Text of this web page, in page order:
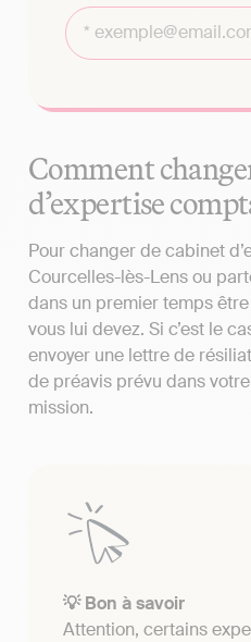
Comment
d’expertise
Pour changer de cabinet
Courcelles-lès-Lens ou
dans un premier temps
vous lui devez. Si c’est le
envoyer une lettre de
de préavis prévu dans
mission.
💡 Bon à savoir
Attention, certains